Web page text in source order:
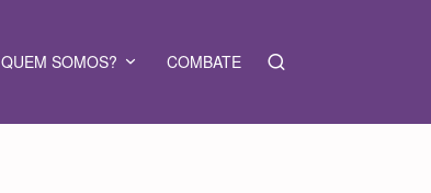
QUEM SOMOS? COMBATE